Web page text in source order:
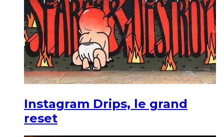
Instagram Drips, le grand
reset